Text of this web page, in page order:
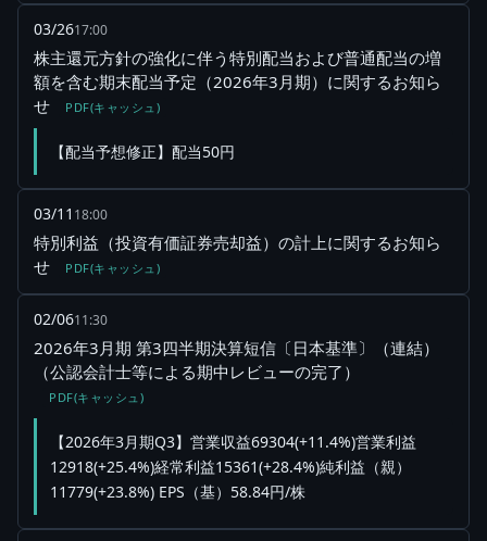
03/2617:00
株主還元方針の強化に伴う特別配当および普通配当の増
額を含む期末配当予定（2026年3月期）に関するお知ら
せ
PDF(キャッシュ)
【配当予想修正】配当50円
03/11 18:00
特別利益（投資有価証券売却益）の計上に関するお知ら
せ
PDF(キャッシュ)
02/0611:30
2026年3月期 第3四半期決算短信〔日本基準〕（連結）
（公認会計士等による期中レビューの完了）
PDF(キャッシュ)
【2026年3月期Q3】営業収益69304(+11.4%)営業利益
12918(+25.4%)経常利益15361(+28.4%)純利益（親）
11779(+23.8%) EPS（基）58.84円/株